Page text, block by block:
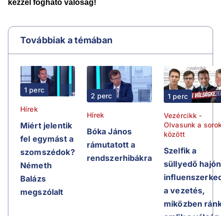
Továbbiak a témában
1 perc
Hírek
Miért jelentik
fel egymást a
szomszédok?
Németh
Balázs
megszólalt
2 perc
Hírek
Bóka János
rámutatott a
rendszerhibákra
1 perc
Vezércikk -
Olvasunk a
között
Szelfik a
süllyedő
a vezetés,
miközben